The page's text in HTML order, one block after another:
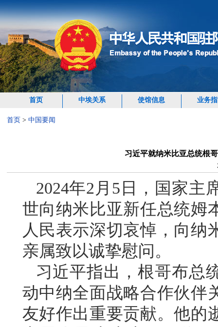
首页 中埃关系 使馆信息 业务
首页 > 中国要闻
习近平就纳米比亚总统根
2024年2月5日，国家主
世向纳米比亚新任总统姆
人民表示深切哀悼，向纳
亲属致以诚挚慰问。
习近平指出，根哥布总
动中纳全面战略合作伙伴
友好作出重要贡献。他的